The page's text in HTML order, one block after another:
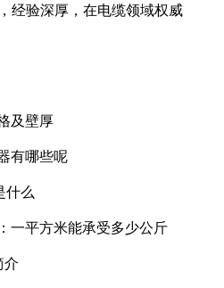
经验深厚，在电缆领域权威
及壁厚
有哪些呢
什么
一平方米能承受多少公斤
介